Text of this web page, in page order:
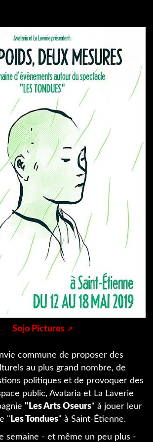
Sojo Pictures
commune de proposer des
au plus grand nombre, de
politiques et de provoquer des
public, Avataria et La Laverie
"Les Arts Oseurs" à jouer leur
" Les Tondues" à Saint-Étienne.
semaine - et même un peu plus -